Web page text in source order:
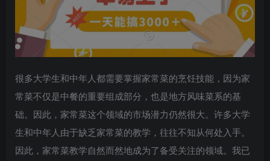
很多大学生和中年人都需要掌握家常菜的烹饪技能，因为家
常菜不仅是中餐的重要组成部分，也是地方风味菜系的基
础。因此，家常菜这个领域的市场潜力仍然很大。许多大学
生和中年人由于缺乏家常菜的教学，往往不知从何处入手。
因此，家常菜教学自然而然地成为了备受关注的领域。我已